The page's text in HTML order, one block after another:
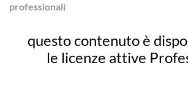
professionali
questo contenuto è
le licenze attive